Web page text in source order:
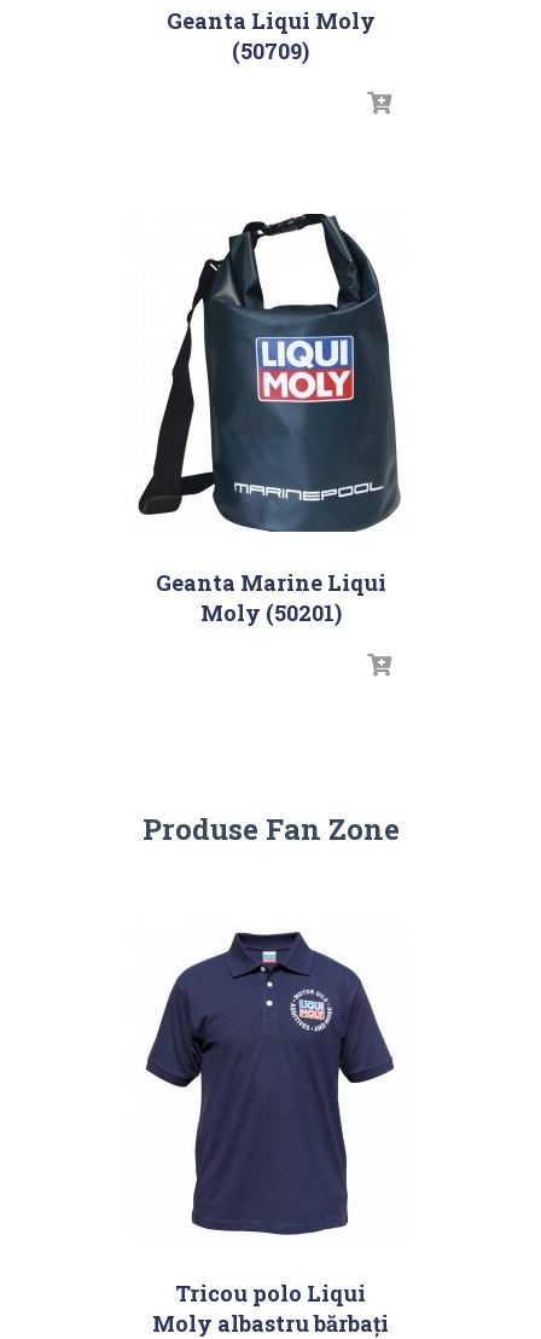
Geanta Liqui Moly
(50709)
Geanta Marine Liqui
Moly (50201)
Produse Fan Zone
Tricou polo Liqui
Moly albastru bărbați